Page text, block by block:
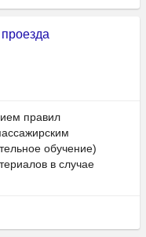
правил
обучение)
в случае